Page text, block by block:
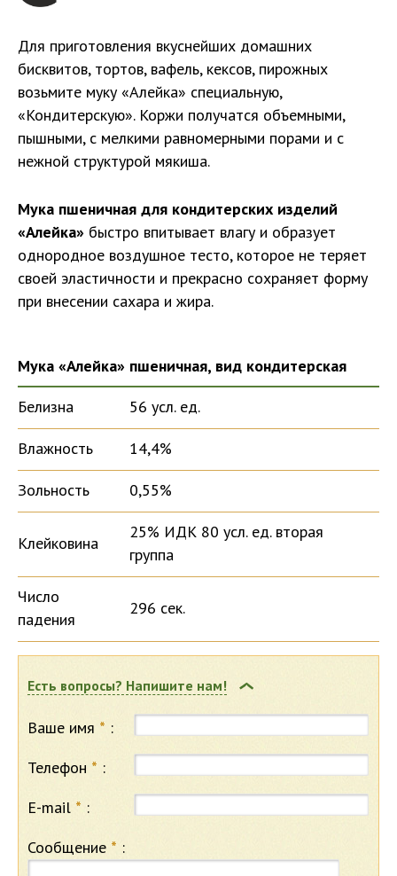
Для приготовления вкуснейших домашних
бисквитов, тортов, вафель, кексов, пирожных
возьмите муку «Алейка» специальную,
«Кондитерскую». Коржи получатся объемными,
пышными, с мелкими равномерными порами и с
нежной структурой мякиша.
Мука пшеничная для кондитерских изделий
«Алейка» быстро впитывает влагу и образует
однородное воздушное тесто, которое не теряет
своей эластичности и прекрасно сохраняет форму
при внесении сахара и жира.
Мука «Алейка» пшеничная, вид кондитерская
Белизна
56 усл. ед.
Влажность 14,4%
Зольность 0,55%
Клейковина
25% ИДК 80 усл. ед. вторая
группа
Число
падения
296 сек.
Есть вопросы? Напишите нам!
Ваше имя * :
Телефон * :
E-mail * :
Сообщение * :